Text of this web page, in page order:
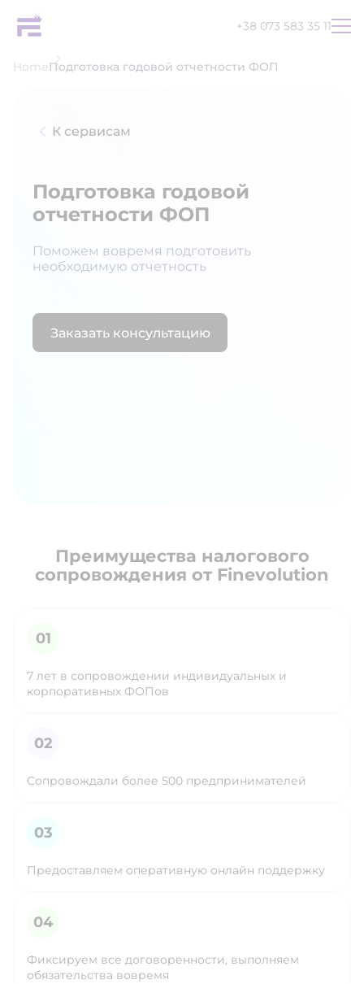
+38 073 583 35 11
UAENRU
HomeПодготовка годовой отчетности ФОП
К сервисам
Подготовка годовой
отчетности ФОП
Поможем вовремя подготовить
необходимую отчетность
Заказать консультацию
Преимущества налогового
сопровождения от Finevolution
7 лет в сопровождении индивидуальных и
корпоративных ФОПов
Сопровождали более 500 предпринимателей
Предоставляем оперативную онлайн поддержку
Фиксируем все договоренности, выполняем
обязательства вовремя